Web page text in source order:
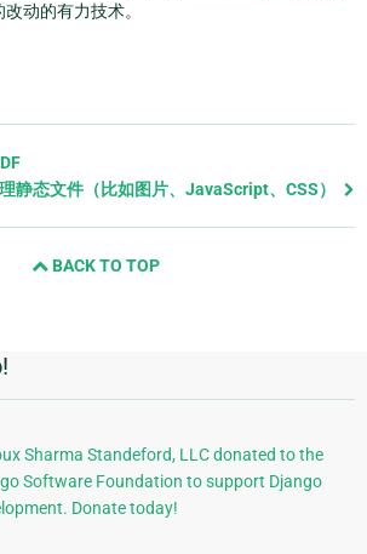
动的有力技术。
静态文件（比如图片、JavaScript、CSS）
BACK TO TOP
Sharma Standeford, LLC donated to the
Software Foundation to support Django
Donate today!